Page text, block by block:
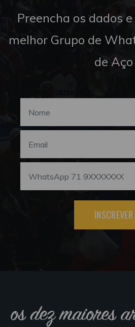
Preencha os dados
melhor Grupo de
de Aço
INSCREVER
os dez maiores